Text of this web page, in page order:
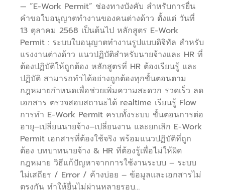
— “E-Work Permit” ช่องทางบังคับ สำหรับการยื่น
คำขอใบอนุญาตทำงานของคนต่างด้าว ตั้งแต่ วันที่
13 ตุลาคม 2568 เป็นต้นไป หลักสูตร E-Work
Permit : ระบบใบอนุญาตทำงานรูปแบบดิจิทัล สำหรับ
แรงงานต่างด้าว แนวปฏิบัติสำหรับนายจ้างและ HR ที่
ต้องปฏิบัติให้ถูกต้อง หลักสูตรที่ HR ต้องเรียนรู้ และ
ปฏิบัติ สามารถทำได้อย่างถูกต้องทุกขั้นตอนตาม
กฎหมายกำหนดเพื่อช่วยเพิ่มความสะดวก รวดเร็ว ลด
เอกสาร ตรวจสอบสถานะได้ realtime เรียนรู้ Flow
การทำ E-Work Permit ครบทั้งระบบ ขั้นตอนการต่อ
อายุ–เปลี่ยนนายจ้าง–เปลี่ยนงาน และยกเลิก E-Work
Permit เอกสารที่ต้องใช้จริง พร้อมแนวปฏิบัติที่ถูก
ต้อง บทบาทนายจ้าง & HR ที่ต้องรู้เพื่อไม่ให้ผิด
กฎหมาย วิธีแก้ปัญหาจากการใช้งานระบบ – ระบบ
ไม่เสถียร / Error / ค้างบ่อย – ข้อมูลและเอกสารไม่
ตรงกัน ทำให้ยื่นไม่ผ่านหลายรอบ…